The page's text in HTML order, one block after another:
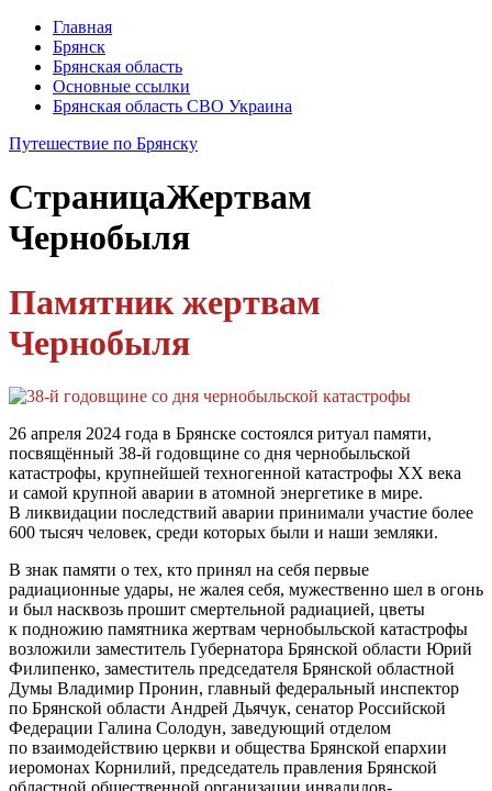
Главная
Брянск
Брянская область
Основные ссылки
Брянская область СВО Украина
Путешествие по Брянску
СтраницаЖертвам
Чернобыля
Памятник жертвам
Чернобыля
26 апреля 2024 года в Брянске состоялся ритуал памяти,
посвящённый 38-й годовщине со дня чернобыльской
катастрофы, крупнейшей техногенной катастрофы XX века
и самой крупной аварии в атомной энергетике в мире.
В ликвидации последствий аварии принимали участие более
600 тысяч человек, среди которых были и наши земляки.
В знак памяти о тех, кто принял на себя первые
радиационные удары, не жалея себя, мужественно шел в огонь
и был насквозь прошит смертельной радиацией, цветы
к подножию памятника жертвам чернобыльской катастрофы
возложили заместитель Губернатора Брянской области Юрий
Филипенко, заместитель председателя Брянской областной
Думы Владимир Пронин, главный федеральный инспектор
по Брянской области Андрей Дьячук, сенатор Российской
Федерации Галина Солодун, заведующий отделом
по взаимодействию церкви и общества Брянской епархии
иеромонах Корнилий, председатель правления Брянской